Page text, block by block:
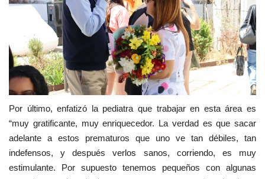
Por último, enfatizó la pediatra que trabajar en esta área es
“muy gratificante, muy enriquecedor. La verdad es que sacar
adelante a estos prematuros que uno ve tan débiles, tan
indefensos, y después verlos sanos, corriendo, es muy
estimulante. Por supuesto tenemos pequeños con algunas